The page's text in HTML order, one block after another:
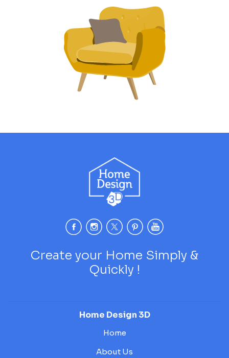
Create your Home Simply &
Quickly !
Home Design 3D
Home
About Us